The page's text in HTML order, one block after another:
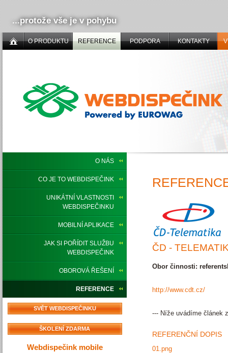
...protože vše je v pohybu
O PRODUKTU REFERENCE PODPORA KONTAKTY
O NÁS
CO JE TO WEBDISPEČINK
UNIKÁTNÍ VLASTNOSTI
WEBDISPEČINKU
MOBILNÍ APLIKACE
JAK SI POŘÍDIT SLUŽBU
WEBDISPEČINK
OBOROVÁ ŘEŠENÍ
REFERENCE
SVĚT WEBDISPEČINKU
ŠKOLENÍ ZDARMA
Webdispečink mobile
ČD -
Obor činnosti:
http://www.cdt.cz/
--- Níže uvádíme článek
REFERENČNÍ DOPIS
01.png